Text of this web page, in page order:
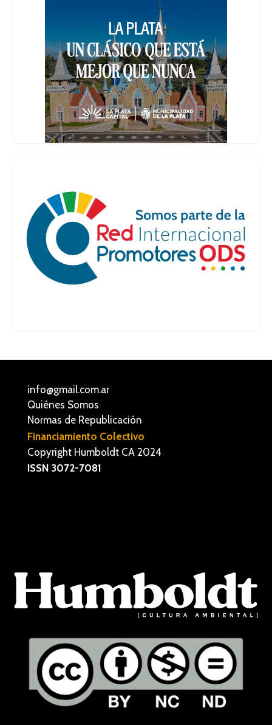
info@gmail.com.ar
Quiénes Somos
Normas de Republicación
Financiamiento Colectivo
Copyright Humboldt CA 2024
ISSN 3072-7081